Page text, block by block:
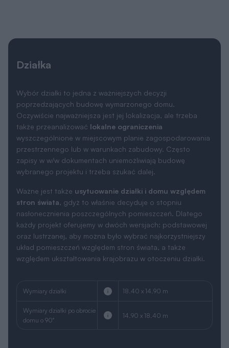
Działka
Wybór działki to jedna z ważniejszych decyzji
poprzedzających budowę wymarzonego domu.
Oczywiście najważniejsza jest jej lokalizacja, ale trzeba
także przeanalizować lokalne ograniczenia
wyszczególnione w miejscowym planie zagospodarowania
przestrzennego lub w warunkach zabudowy. Często
zapisy w w/w dokumentach uniemożliwiają budowę
wybranego projektu i trzeba szukać dalej.
Ważne jest także usytuowanie działki i domu względem
stron świata, gdyż to właśnie decyduje o stopniu
nasłonecznienia poszczególnych pomieszczeń. Dlatego
każdy projekt oferujemy w dwóch wersjach: podstawowej
oraz lustrzanej, aby można było wybrać najkorzystniejszy
układ pomieszczeń względem stron świata, a także
względem ukształtowania krajobrazu w otoczeniu działki.
Wymiary działki 18.40 x 14.90 m
Wymiary działki po obrocie
domu o 90°
14.90 x 18.40 m